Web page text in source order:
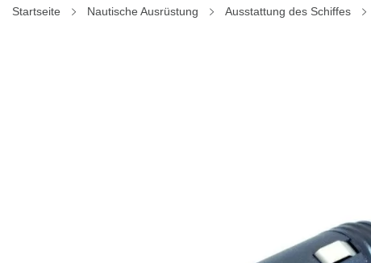
Startseite Nautische Ausrüstung Ausstattung des Schiffes